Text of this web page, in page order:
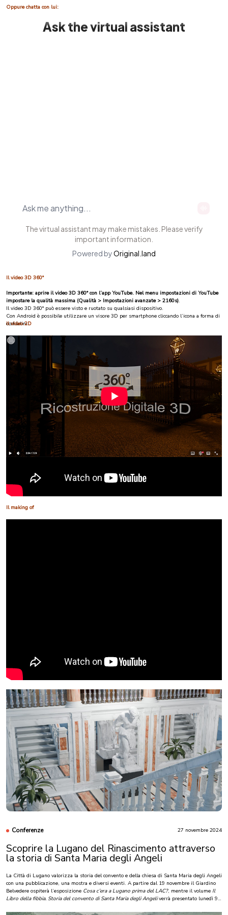
Oppure chatta con lui:
Il video 3D 360°
Importante: aprire il video 3D 360° con l’app YouTube. Nel menu impostazioni di YouTube
impostare la qualità massima (Qualità > Impostazioni avanzate > 2160s).
Il video 3D 360° può essere visto e ruotato su qualsiasi dispositivo.
Con Android è possibile utilizzare un visore 3D per smartphone cliccando l’icona a forma di
occhialini.
Il video 2D
Il making of
Conferenze
27 novembre 2024
Scoprire la Lugano del Rinascimento attraverso
la storia di Santa Maria degli Angeli
La Città di Lugano valorizza la storia del convento e della chiesa di Santa Maria degli Angeli
con una pubblicazione, una mostra e diversi eventi. A partire dal 19 novembre il Giardino
Belvedere ospiterà l’esposizione Cosa c’era a Lugano prima del LAC?, mentre il volume Il
Libro della fibbia. Storia del convento di Santa Maria degli Angeliverrà presentato lunedì 9